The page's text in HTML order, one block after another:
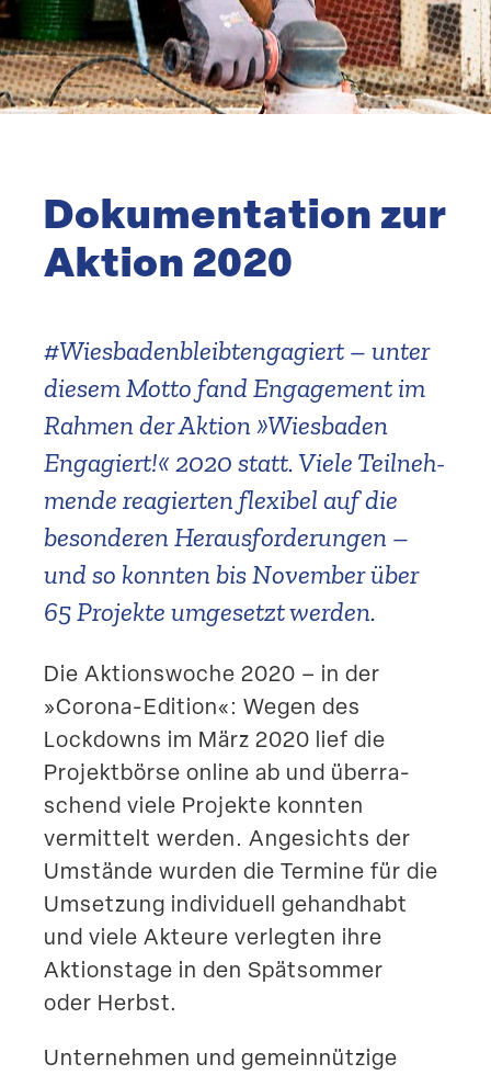
Suche
Dokumen­tation zur
Aktion 2020
#Wiesba­den­bleibt­en­ga­giert – unter
diesem Motto fand Engagement im
Rahmen der Aktion »Wiesbaden
Engagiert!« 2020 statt. Viele Teilneh­
mende reagierten flexibel auf die
beson­deren Heraus­for­de­rungen –
und so konnten bis November über
65 Projekte umgesetzt werden.
Die Aktions­woche 2020 – in der
»Corona-Edition«: Wegen des
Lockdowns im März 2020 lief die
Projekt­börse online ab und überra­
schend viele Projekte konnten
vermittelt werden. Angesichts der
Umstände wurden die Termine für die
Umsetzung indivi­duell gehandhabt
und viele Akteure verlegten ihre
Aktionstage in den Spätsommer
oder Herbst.
Unter­nehmen und gemein­nützige